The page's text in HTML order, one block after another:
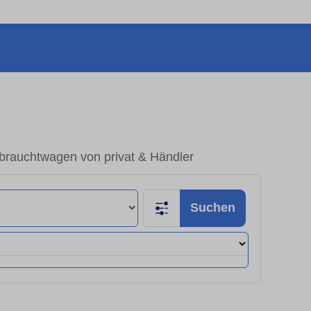
von privat & Händler
Suchen